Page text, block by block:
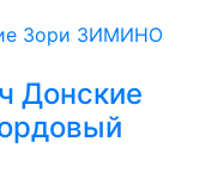
Донские